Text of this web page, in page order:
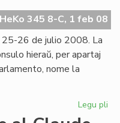
HeKo 345 8-C, 1 feb 08
25-26 de julio 2008. La
hieraŭ, per apartaj
nome la
Legu pli